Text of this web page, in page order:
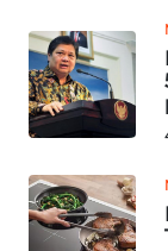
WN
SUMEDANG
CIANJUR
WN